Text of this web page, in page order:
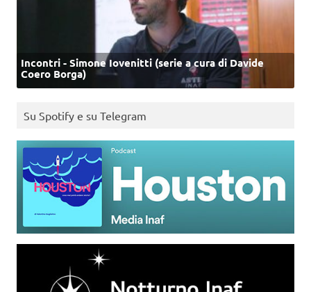
Incontri - Simone Iovenitti (serie a cura di Davide
Coero Borga)
Su Spotify e su Telegram